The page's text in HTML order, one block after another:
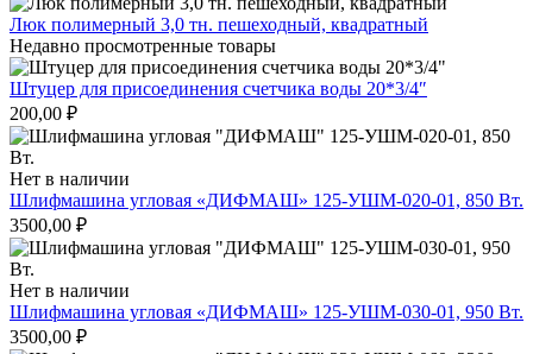
Люк полимерный 3,0 тн. пешеходный, квадратный
Недавно просмотренные товары
Штуцер для присоединения счетчика воды 20*3/4″
200,00 ₽
Нет в наличии
Шлифмашина угловая «ДИФМАШ» 125-УШМ-020-01, 850 Вт.
3500,00 ₽
Нет в наличии
Шлифмашина угловая «ДИФМАШ» 125-УШМ-030-01, 950 Вт.
3500,00 ₽